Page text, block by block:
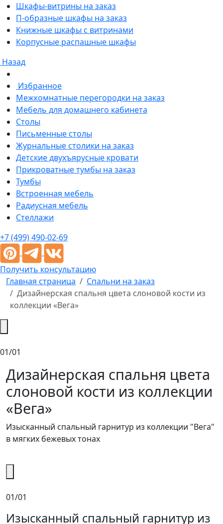
Шкафы-витрины на заказ
П-образные шкафы на заказ
Книжные шкафы с витринами
Корпусные распашные шкафы
Назад
Избранное
Межкомнатные перегородки на заказ
Мебель для домашнего кабинета
Столы
Письменные столы
Журнальные столики на заказ
Детские двухъярусные кровати
Прикроватные тумбы на заказ
Тумбы
Встроенная мебель
Радиусная мебель
Стеллажи
+7 (499) 490-02-69
Получить консультацию
Главная страница
Спальни на заказ
Дизайнерская спальня цвета слоновой кости из
коллекции «Вега»
01/01
Дизайнерская спальня цвета
слоновой кости из коллекции
«Вега»
Изысканный спальный гарнитур из коллекции "Вега"
в мягких бежевых тонах
01/01
Изысканный спальный гарнитур из